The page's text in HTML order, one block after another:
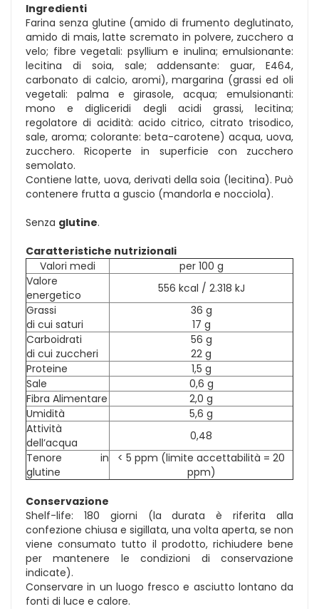
Ingredienti
Farina senza glutine (amido di frumento deglutinato,
amido di mais, latte scremato in polvere, zucchero a
velo; fibre vegetali: psyllium e inulina; emulsionante:
lecitina di soia, sale; addensante: guar, E464,
carbonato di calcio, aromi), margarina (grassi ed oli
vegetali: palma e girasole, acqua; emulsionanti:
mono e digliceridi degli acidi grassi, lecitina;
regolatore di acidità: acido citrico, citrato trisodico,
sale, aroma; colorante: beta-carotene) acqua, uova,
zucchero. Ricoperte in superficie con zucchero
semolato.
Contiene latte, uova, derivati della soia (lecitina). Può
contenere frutta a guscio (mandorla e nocciola).
Senza glutine.
Caratteristiche nutrizionali
Valori medi
per 100 g
Valore
energetico
556 kcal / 2.318 kJ
Grassi
di cui saturi
36 g
17 g
Carboidrati
di cui zuccheri
56 g
22 g
Proteine
1,5 g
Sale
0,6 g
Fibra Alimentare
2,0 g
Umidità
5,6 g
Attività
dell’acqua
0,48
Tenore in
glutine
< 5 ppm (limite accettabilità = 20
ppm)
Conservazione
Shelf-life: 180 giorni (la durata è riferita alla
confezione chiusa e sigillata, una volta aperta, se non
viene consumato tutto il prodotto, richiudere bene
per mantenere le condizioni di conservazione
indicate).
Conservare in un luogo fresco e asciutto lontano da
fonti di luce e calore.